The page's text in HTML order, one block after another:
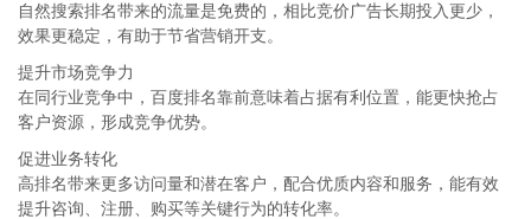
自然搜索排名带来的流量是免费的，相比竞价广告长期投入更少，
效果更稳定，有助于节省营销开支。
提升市场竞争力
在同行业竞争中，百度排名靠前意味着占据有利位置，能更快抢占
客户资源，形成竞争优势。
促进业务转化
高排名带来更多访问量和潜在客户，配合优质内容和服务，能有效
提升咨询、注册、购买等关键行为的转化率。